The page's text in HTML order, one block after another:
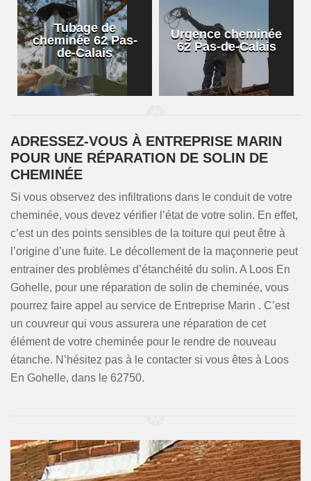
Tubage de
cheminée 62 Pas-
de-Calais
Urgence cheminée
62 Pas-de-Calais
ADRESSEZ-VOUS À ENTREPRISE MARIN
POUR UNE RÉPARATION DE SOLIN DE
CHEMINÉE
Si vous observez des infiltrations dans le conduit de votre
cheminée, vous devez vérifier l’état de votre solin. En effet,
c’est un des points sensibles de la toiture qui peut être à
l’origine d’une fuite. Le décollement de la maçonnerie peut
entrainer des problèmes d’étanchéité du solin. A Loos En
Gohelle, pour une réparation de solin de cheminée, vous
pourrez faire appel au service de Entreprise Marin . C’est
un couvreur qui vous assurera une réparation de cet
élément de votre cheminée pour le rendre de nouveau
étanche. N’hésitez pas à le contacter si vous êtes à Loos
En Gohelle, dans le 62750.